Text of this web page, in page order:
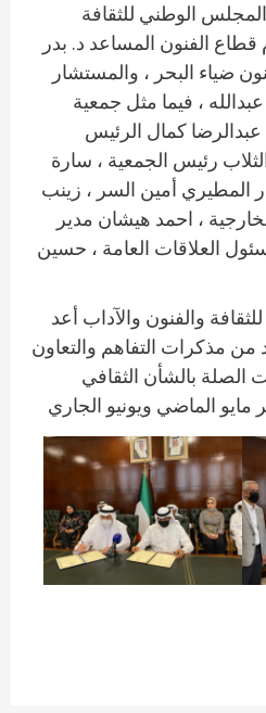
الوطني للثقافة
قطاع الفنون المساعد د. بدر
ضياء البحر ، والمستشار
، فيما مثل جمعية
عبدالرضا كمال الرئيس
رئيس الجمعية ، سارة
المطيري أمين السر ، زينب
، احمد هيشان مدير
العلاقات العامة ، حسين
والفنون والآداب أعد
من مذكرات التفاهم والتعاون
الصلة بالشأن الثقافي
مايو الماضي ويونيو الجاري